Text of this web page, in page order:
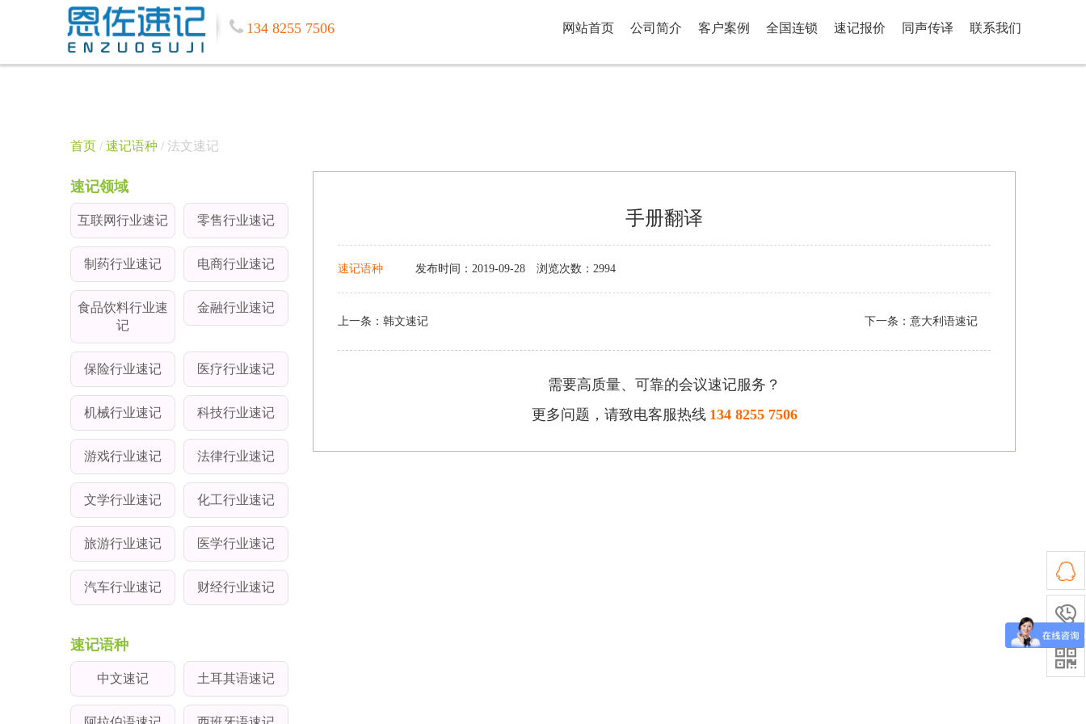
134 8255 7506 网站首页 公司简介 客户案例 全国连锁 速记报价 同声传译 联系我们
首页 / 速记语种 / 法文速记
速记领域
互联网行业速记 零售行业速记
制药行业速记 电商行业速记
食品饮料行业速
记
金融行业速记
保险行业速记 医疗行业速记
机械行业速记 科技行业速记
游戏行业速记 法律行业速记
文学行业速记 化工行业速记
旅游行业速记 医学行业速记
汽车行业速记 财经行业速记
速记语种
中文速记 土耳其语速记
手册翻译
速记语种 发布时间：2019-09-28 浏览次数：2994
上一条： 韩文速记 下一条： 意大利语速记
需要高质量、可靠的会议速记服务？
更多问题，请致电客服热线 134 8255 7506

